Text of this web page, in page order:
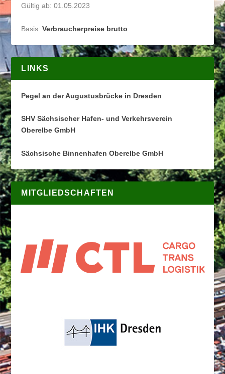
Gültig ab: 01.05.2023
Basis:Verbraucherpreise brutto
LINKS
Pegel an der Augustusbrücke in Dresden
SHV Sächsischer Hafen- und Verkehrsverein
Oberelbe GmbH
Sächsische Binnenhafen Oberelbe GmbH
MITGLIEDSCHAFTEN